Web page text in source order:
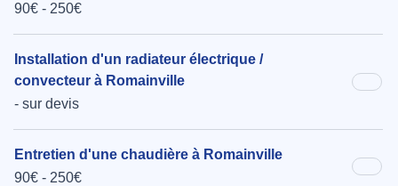
90€ - 250€
Installation d'un radiateur électrique /
convecteur à Romainville
- sur devis
Entretien d'une chaudière à Romainville
90€ - 250€